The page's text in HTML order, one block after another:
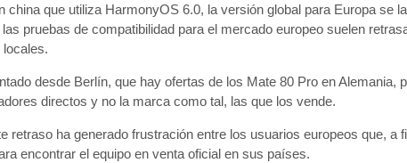
china que utiliza HarmonyOS 6.0, la versión global para Europa se
pruebas de compatibilidad para el mercado europeo suelen
desde Berlín, que hay ofertas de los Mate 80 Pro en Alemania,
directos y no la marca como tal, las que los vende.
retraso ha generado frustración entre los usuarios europeos que, a
encontrar el equipo en venta oficial en sus países.